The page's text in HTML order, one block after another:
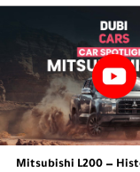
Mitsubishi L200 —